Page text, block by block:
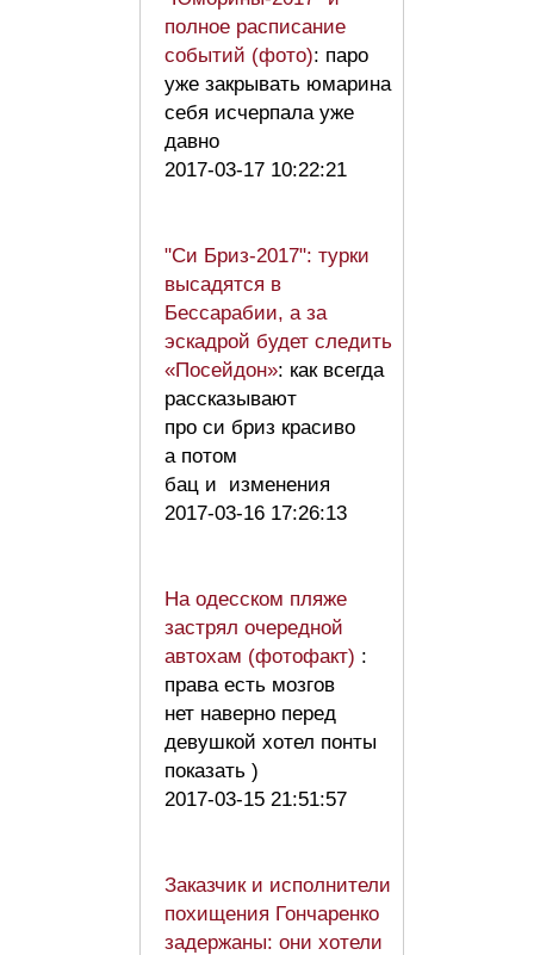
полное расписание
событий (фото): паро
уже закрывать юмарина
себя исчерпала уже
давно
2017-03-17 10:22:21
"Си Бриз-2017": турки
высадятся в
Бессарабии, а за
эскадрой будет следить
«Посейдон»: как всегда
рассказывают
про си бриз красиво
а потом
бац и изменения
2017-03-16 17:26:13
На одесском пляже
застрял очередной
автохам (фотофакт) :
права есть мозгов
нет наверно перед
девушкой хотел понты
показать )
2017-03-15 21:51:57
Заказчик и исполнители
похищения Гончаренко
задержаны: они хотели